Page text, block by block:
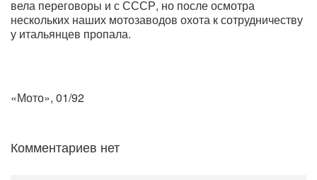
вела переговоры и с СССР, но после осмотра
нескольких наших мотозаводов охота к сотрудничеству
у итальянцев пропала.
«Мото», 01/92
Комментариев нет